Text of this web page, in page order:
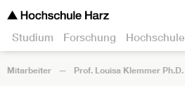
Studium Forschung Hochschule
Mitarbeiter Prof. Louisa Klemmer Ph.D.